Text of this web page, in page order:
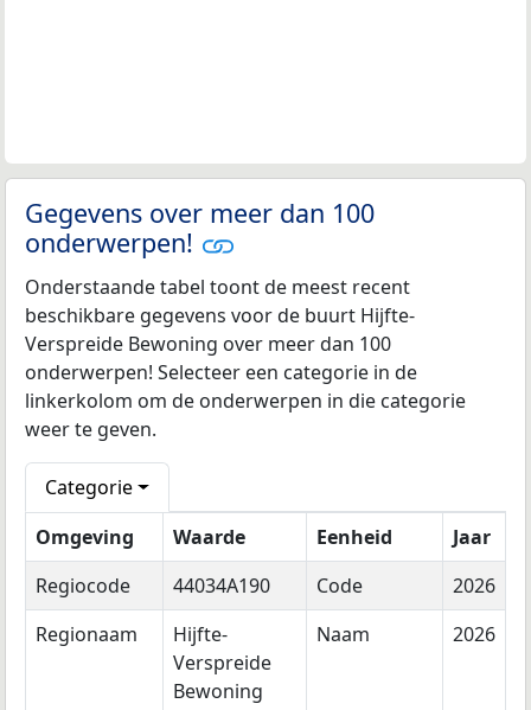
Gegevens over meer dan 100
onderwerpen!
Onderstaande tabel toont de meest recent
beschikbare gegevens voor de buurt Hijfte-
Verspreide Bewoning over meer dan 100
onderwerpen! Selecteer een categorie in de
linkerkolom om de onderwerpen in die categorie
weer te geven.
Categorie
Omgeving
Waarde Eenheid
Jaar
Regiocode
44034A190 Code
2026
Regionaam
Hijfte-
Verspreide
Bewoning
Naam 2026